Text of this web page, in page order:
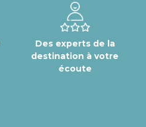
Des experts de la
destination à votre
écoute